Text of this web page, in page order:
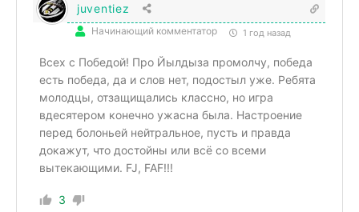
juventiez
Начинающий комментатор 1 год назад
Всех с Победой! Про Йылдыза промолчу, победа
есть победа, да и слов нет, подостыл уже. Ребята
молодцы, отзащищались классно, но игра
вдесятером конечно ужасна была. Настроение
перед болоньей нейтральное, пусть и правда
докажут, что достойны или всё со всеми
вытекающими. FJ, FAF!!!
3